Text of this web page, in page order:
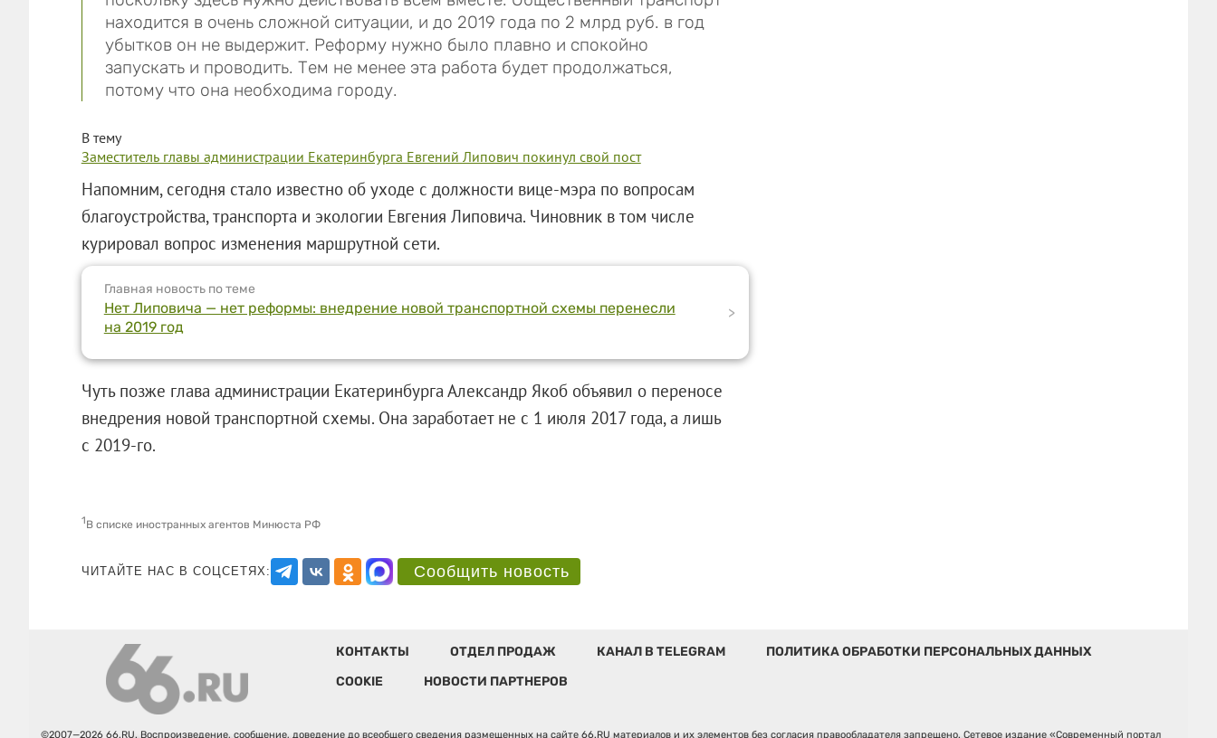
находится в очень сложной ситуации, и до 2019 года по 2 млрд руб. в год
убытков он не выдержит. Реформу нужно было плавно и спокойно
запускать и проводить. Тем не менее эта работа будет продолжаться,
потому что она необходима городу.
В тему
Заместитель главы администрации Екатеринбурга Евгений Липович покинул свой пост
Напомним, сегодня стало известно об уходе с должности вице-мэра по вопросам
благоустройства, транспорта и экологии Евгения Липовича. Чиновник в том числе
курировал вопрос изменения маршрутной сети.
Главная новость по теме
Нет Липовича — нет реформы: внедрение новой транспортной схемы перенесли
на 2019 год
>
Чуть позже глава администрации Екатеринбурга Александр Якоб объявил о переносе
внедрения новой транспортной схемы. Она заработает не с 1 июля 2017 года, а лишь
с 2019-го.
1В списке иностранных агентов Минюста РФ
ЧИТАЙТЕ НАС В СОЦСЕТЯХ: Сообщить новость
КОНТАКТЫ ОТДЕЛ ПРОДАЖ КАНАЛ В TELEGRAM
ПОЛИТИКА ОБРАБОТКИ ПЕРСОНАЛЬНЫХ ДАННЫХ
COOKIE
НОВОСТИ ПАРТНЕРОВ
©2007—2026 66.RU. Воспроизведение, сообщение, доведение до всеобщего сведения размещенных на сайте 66.RU материалов и их элементов без согласия правообладателя запрещено. Сетевое издание «Современный портал